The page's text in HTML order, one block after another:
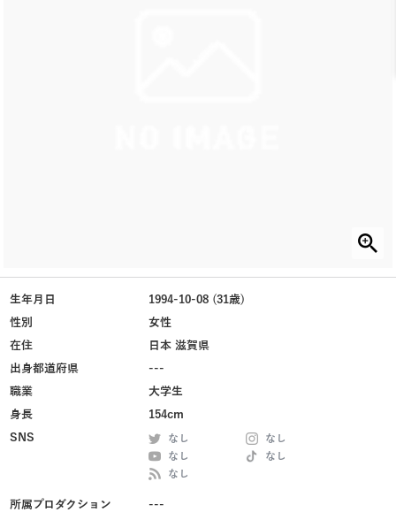
生年月日
1994-10-08 (31歳)
性別
女性
在住
日本 滋賀県
出身都道府県
---
職業
大学生
身長
154cm
SNS
なし
なし
なし
なし
なし
所属プロダクション ---